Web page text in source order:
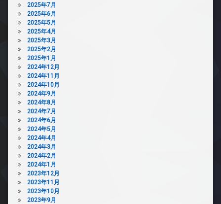
2025年7月
2025年6月
2025年5月
2025年4月
2025年3月
2025年2月
2025年1月
2024年12月
2024年11月
2024年10月
2024年9月
2024年8月
2024年7月
2024年6月
2024年5月
2024年4月
2024年3月
2024年2月
2024年1月
2023年12月
2023年11月
2023年10月
2023年9月